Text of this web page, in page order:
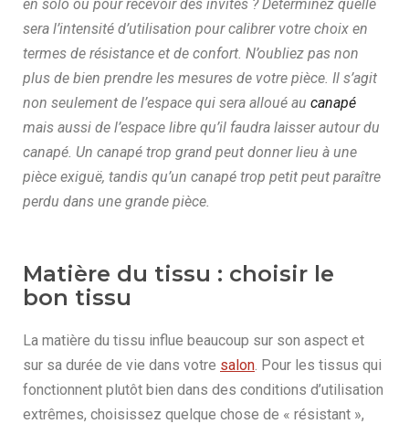
en solo ou pour recevoir des invités ? Déterminez quelle
sera l’intensité d’utilisation pour calibrer votre choix en
termes de résistance et de confort. N’oubliez pas non
plus de bien prendre les mesures de votre pièce. Il s’agit
non seulement de l’espace qui sera alloué au canapé
mais aussi de l’espace libre qu’il faudra laisser autour du
canapé. Un canapé trop grand peut donner lieu à une
pièce exiguë, tandis qu’un canapé trop petit peut paraître
perdu dans une grande pièce.
Matière du tissu : choisir le
bon tissu
La matière du tissu influe beaucoup sur son aspect et
sur sa durée de vie dans votre salon. Pour les tissus qui
fonctionnent plutôt bien dans des conditions d’utilisation
extrêmes, choisissez quelque chose de « résistant »,